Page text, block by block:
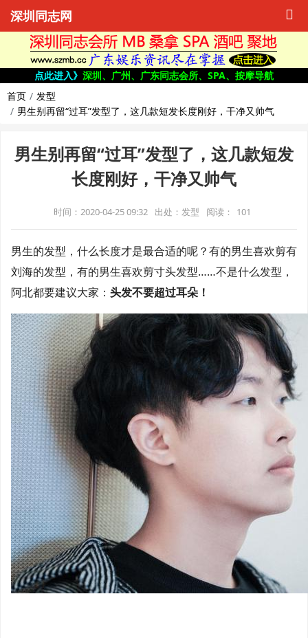
深圳同志网
点此进入》 深圳、广州、广东同志会所、SPA、按摩导航
首页
发型
男生别再留“过耳”发型了，这几款短发长度刚好，干净又帅气
男生别再留“过耳”发型了，这几款短发
长度刚好，干净又帅气
时间：2020-04-25 09:32 出处：发型 阅读： 101
男生的发型，什么长度才是最合适的呢？有的男生喜欢剪有
刘海的发型，有的男生喜欢剪寸头发型……不是什么发型，
阿北都要建议大家： 头发不要超过耳朵！